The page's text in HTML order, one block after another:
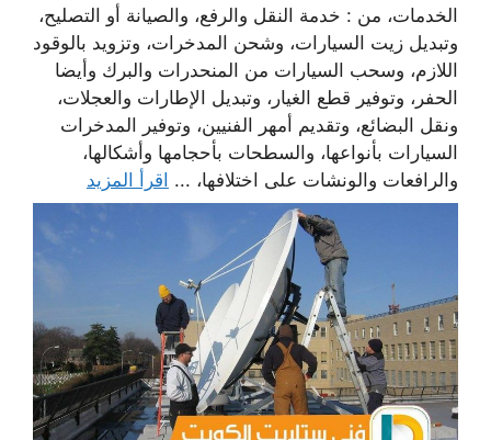
الخدمات، من : خدمة النقل والرفع، والصيانة أو التصليح،
وتبديل زيت السيارات، وشحن المدخرات، وتزويد بالوقود
اللازم، وسحب السيارات من المنحدرات والبرك وأيضا
الحفر، وتوفير قطع الغيار، وتبديل الإطارات والعجلات،
ونقل البضائع، وتقديم أمهر الفنيين، وتوفير المدخرات
السيارات بأنواعها، والسطحات بأحجامها وأشكالها،
والرافعات والونشات على اختلافها، ... اقرأ المزيد